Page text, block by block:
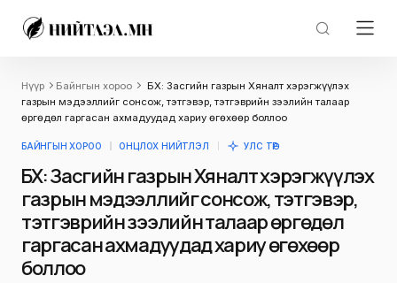
Нүүр Байнгын хороо
ӨБХ: Засгийн газрын Хяналт хэрэгжүүлэх
газрын мэдээллийг сонсож, тэтгэвэр, тэтгэврийн зээлийн талаар
өргөдөл гаргасан ахмадуудад хариу өгөхөөр боллоо
БАЙНГЫН ХОРОО ОНЦЛОХ НИЙТЛЭЛ УЛС ТӨР
ӨБХ: Засгийн газрын Хяналт хэрэгжүүлэх
газрын мэдээллийг сонсож, тэтгэвэр,
тэтгэврийн зээлийн талаар өргөдөл
гаргасан ахмадуудад хариу өгөхөөр
боллоо